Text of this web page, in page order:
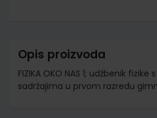
Opis proizvoda
FIZIKA OKO NAS 1; udžbenik
sadržajima u prvom razredu